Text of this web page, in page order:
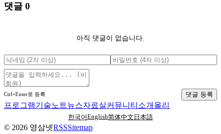
댓글 0
아직 댓글이 없습니다.
Ctrl+Enter로 등록 댓글 등록
프로그램기술노트뉴스자료실커뮤니티 소개 올리
한국어English简体中文 日本語
© 2026 영삼넷RSSSitemap